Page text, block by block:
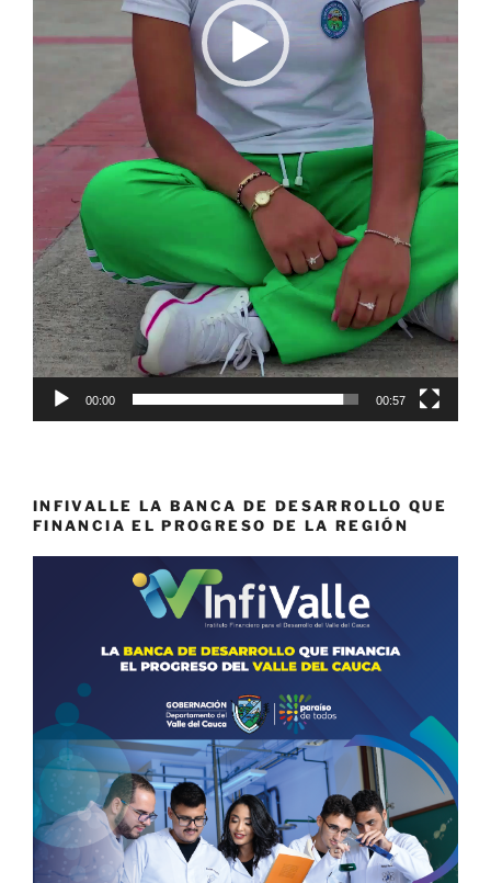
00:00 00:57
INFIVALLE LA BANCA DE DESARROLLO QUE
FINANCIA EL PROGRESO DE LA REGIÓN